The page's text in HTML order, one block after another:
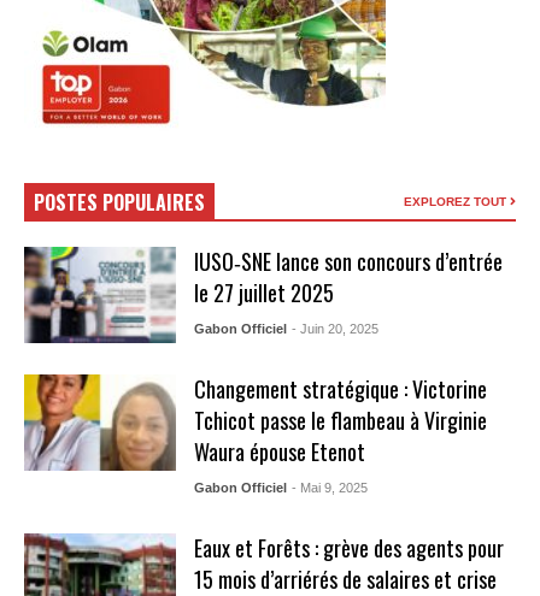
POSTES POPULAIRES EXPLOREZ TOUT
IUSO‑SNE lance son concours d’entrée
le 27 juillet 2025
Gabon Officiel - Juin 20, 2025
Changement stratégique : Victorine
Tchicot passe le flambeau à Virginie
Waura épouse Etenot
Gabon Officiel - Mai 9, 2025
Eaux et Forêts : grève des agents pour
15 mois d’arriérés de salaires et crise